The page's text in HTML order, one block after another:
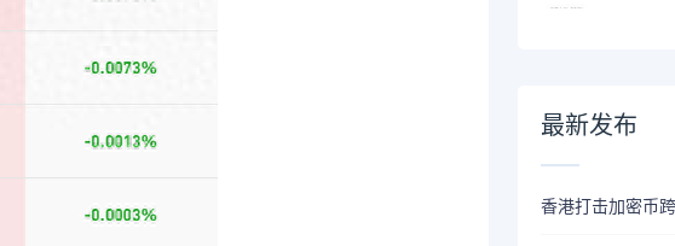
最新发布
香港打击加密币